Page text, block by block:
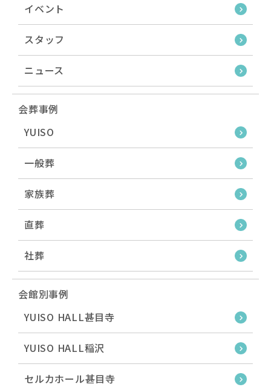
イベント
スタッフ
ニュース
会葬事例
YUISO
一般葬
家族葬
直葬
社葬
会館別事例
YUISO HALL甚目寺
YUISO HALL稲沢
セルカホール甚目寺